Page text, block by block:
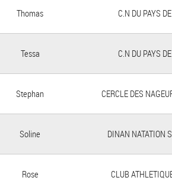
Thomas C.N DU PAYS
Tessa C.N DU PAYS
Stephan CERCLE DES
Soline DINAN NATATION
Rose CLUB